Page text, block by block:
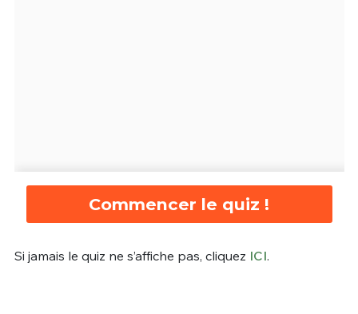
Commencer le quiz !
Si jamais le quiz ne s’affiche pas, cliquez ICI.